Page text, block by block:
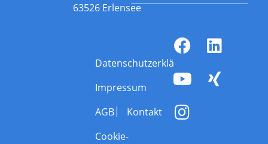
63526 Erlensee
Datenschutzerklärung
Impressum
AGB
Kontakt
Cookie-